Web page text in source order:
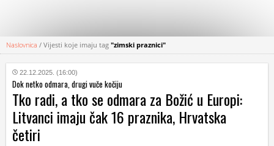
KATEGORIJE
HRVATSKI
WEB
Naslovnica / Vijesti koje imaju tag "zimski praznici"
22.12.2025. (16:00)
Dok netko odmara, drugi vuče kočiju
Tko radi, a tko se odmara za Božić u Europi:
Litvanci imaju čak 16 praznika, Hrvatska
četiri